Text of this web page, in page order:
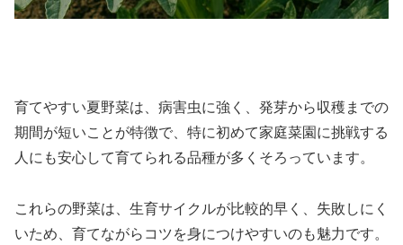
育てやすい夏野菜は、病害虫に強く、発芽から収穫までの
期間が短いことが特徴で、特に初めて家庭菜園に挑戦する
人にも安心して育てられる品種が多くそろっています。
これらの野菜は、生育サイクルが比較的早く、失敗しにく
いため、育てながらコツを身につけやすいのも魅力です。